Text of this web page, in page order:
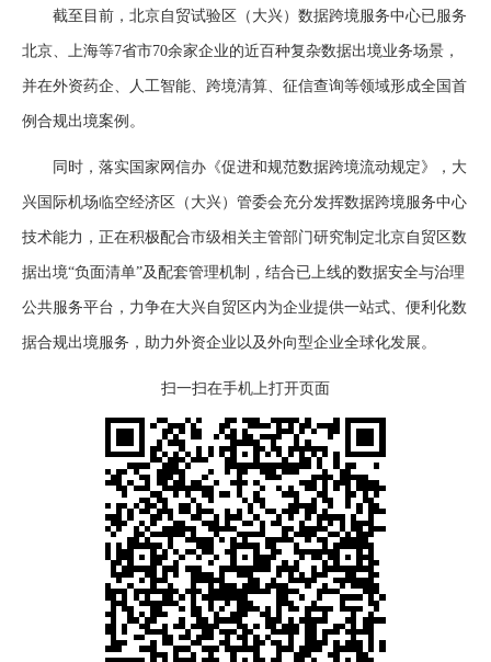
截至目前，北京自贸试验区（大兴）数据跨境服务中心已服务
北京、上海等7省市70余家企业的近百种复杂数据出境业务场景，
并在外资药企、人工智能、跨境清算、征信查询等领域形成全国首
例合规出境案例。
同时，落实国家网信办《促进和规范数据跨境流动规定》，大
兴国际机场临空经济区（大兴）管委会充分发挥数据跨境服务中心
技术能力，正在积极配合市级相关主管部门研究制定北京自贸区数
据出境“负面清单”及配套管理机制，结合已上线的数据安全与治理
公共服务平台，力争在大兴自贸区内为企业提供一站式、便利化数
据合规出境服务，助力外资企业以及外向型企业全球化发展。
扫一扫在手机上打开页面